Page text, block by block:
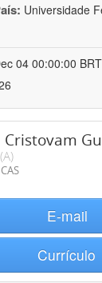
Universidade
04 00:00:00
Cristovam
E-mail
Currículo